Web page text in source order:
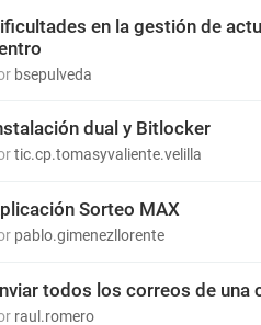
en la gestión de
bsepulveda
dual y Bitlocker
tic.cp.tomasyvaliente.velilla
Sorteo MAX
pablo.gimenezllorente
todos los correos de una
raul.romero